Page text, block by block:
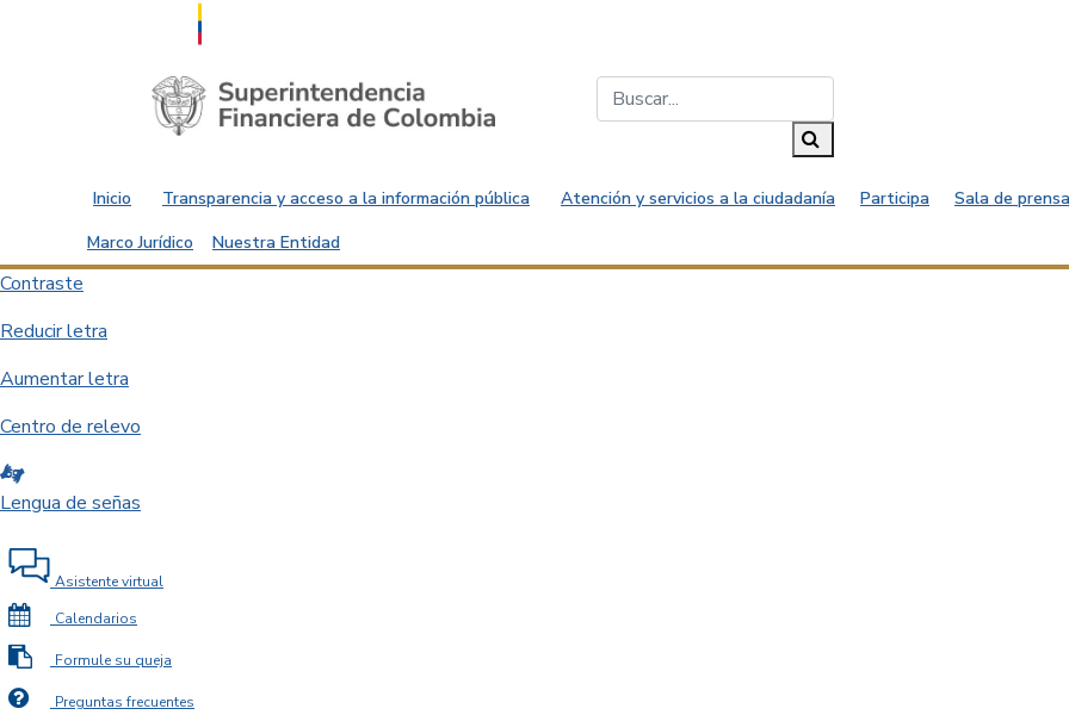
Saltar al contenido principal
Inicio Transparencia y acceso a la información pública Atención y servicios a la ciudadanía Participa
Sala de
Marco Jurídico
Nuestra Entidad
Contraste
Reducir letra
Aumentar letra
Centro de relevo
Lengua de señas
Asistente virtual
Calendarios
Formule su queja
Preguntas frecuentes